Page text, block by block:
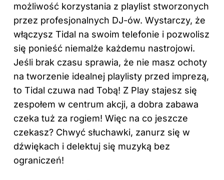
możliwość korzystania z playlist stworzonych
przez profesjonalnych DJ-ów. Wystarczy, że
włączysz Tidal na swoim telefonie i pozwolisz
się ponieść niemalże każdemu nastrojowi.
Jeśli brak czasu sprawia, że nie masz ochoty
na tworzenie idealnej playlisty przed imprezą,
to Tidal czuwa nad Tobą! Z Play stajesz się
zespołem w centrum akcji, a dobra zabawa
czeka tuż za rogiem! Więc na co jeszcze
czekasz? Chwyć słuchawki, zanurz się w
dźwiękach i delektuj się muzyką bez
ograniczeń!